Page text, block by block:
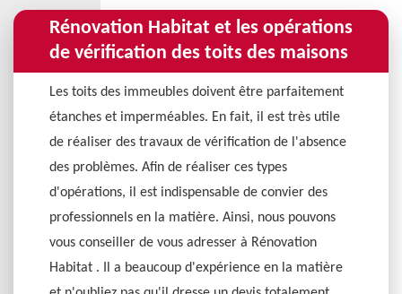
Rénovation Habitat et les opérations
de vérification des toits des maisons
Les toits des immeubles doivent être parfaitement
étanches et imperméables. En fait, il est très utile
de réaliser des travaux de vérification de l'absence
des problèmes. Afin de réaliser ces types
d'opérations, il est indispensable de convier des
professionnels en la matière. Ainsi, nous pouvons
vous conseiller de vous adresser à Rénovation
Habitat . Il a beaucoup d'expérience en la matière